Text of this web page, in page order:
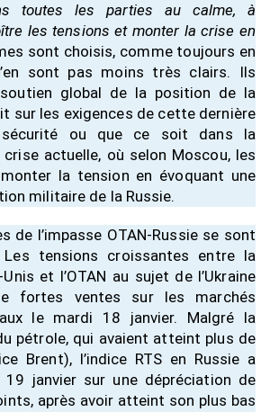
toutes les parties au calme, à
les tensions et monter la crise en
sont choisis, comme toujours en
sont pas moins très clairs. Ils
global de la position de la
sur les exigences de cette dernière
ou que ce soit dans la
actuelle, où selon Moscou, les
la tension en évoquant une
militaire de la Russie.
de l’impasse OTAN-Russie se sont
tensions croissantes entre la
et l’OTAN au sujet de l’Ukraine
fortes ventes sur les marchés
le mardi 18 janvier. Malgré la
pétrole, qui avaient atteint plus de
Brent), l’indice RTS en Russie a
janvier sur une dépréciation de
après avoir atteint son plus bas